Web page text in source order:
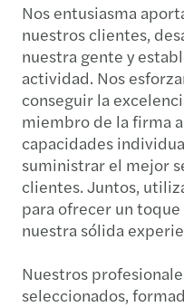
Nos entusiasma
nuestros clientes,
nuestra gente y
actividad. Nos
conseguir la
miembro de la firma
capacidades
suministrar el mejor
clientes. Juntos,
para ofrecer un
nuestra sólida
Nuestros
seleccionados,